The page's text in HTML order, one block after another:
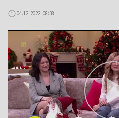
04.12.2022, 08:38